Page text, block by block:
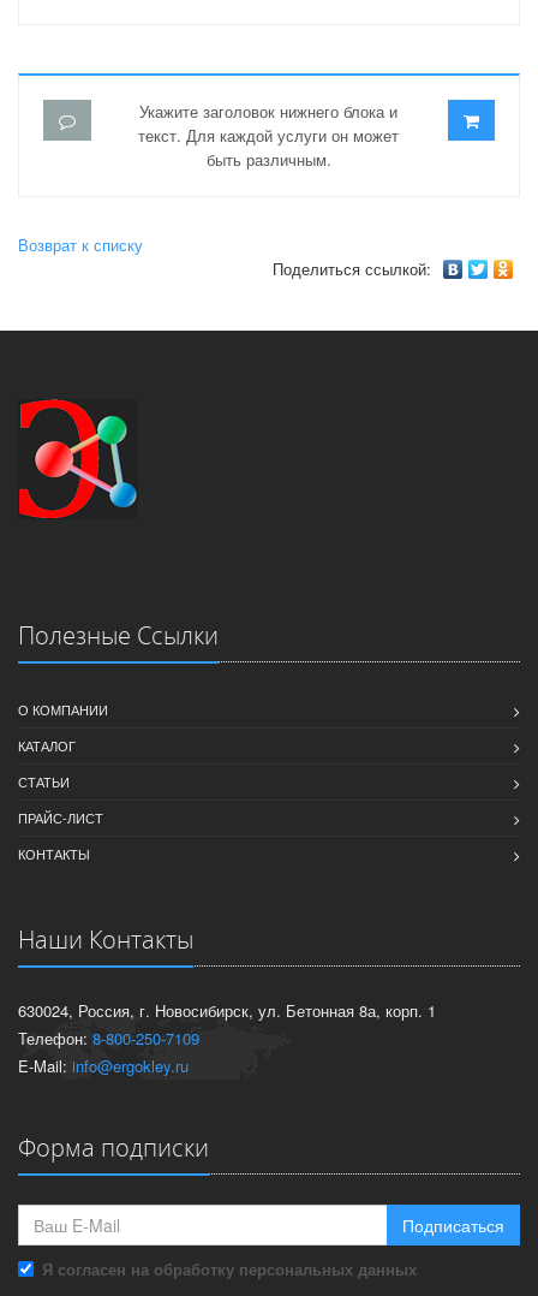
Укажите заголовок нижнего блока и
текст. Для каждой услуги он может
быть различным.
Возврат к списку
Поделиться ссылкой:
Полезные Ссылки
О КОМПАНИИ
КАТАЛОГ
СТАТЬИ
ПРАЙС-ЛИСТ
КОНТАКТЫ
Наши Контакты
630024, Россия, г. Новосибирск, ул. Бетонная 8а, корп. 1
Телефон: 8-800-250-7109
E-Mail: info@ergokley.ru
Форма подписки
Подписаться
Я согласен на обработку персональных данных